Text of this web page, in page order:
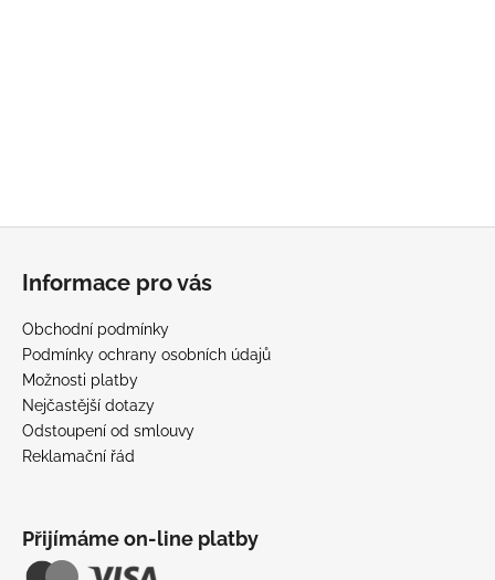
Informace pro vás
Obchodní podmínky
Podmínky ochrany osobních údajů
Možnosti platby
Nejčastější dotazy
Odstoupení od smlouvy
Reklamační řád
Přijímáme on-line platby